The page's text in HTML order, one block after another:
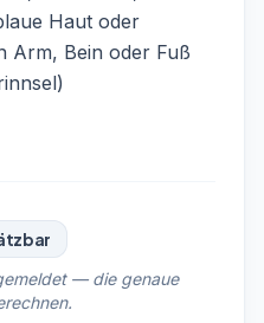
Haut oder
Arm, Bein oder Fuß
— die genaue